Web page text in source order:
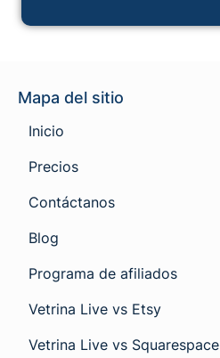
Mapa del sitio
Inicio
Precios
Contáctanos
Blog
Programa de afiliados
Vetrina Live vs Etsy
Vetrina Live vs Squarespace